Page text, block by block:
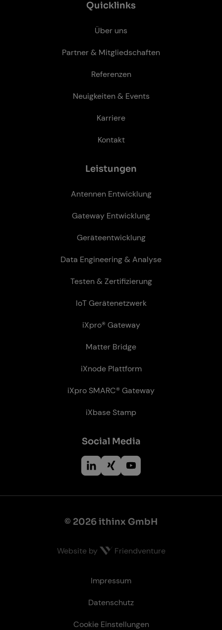
Quicklinks
Über uns
Partner & Mitgliedschaften
Referenzen
Neuigkeiten & Events
Karriere
Kontakt
Leis­tun­gen
Antennen Entwicklung
Gateway Entwicklung
Geräteentwicklung
Data Engineering & Analyse
Testen & Zertifizierung
IoT Gerätenetzwerk
iXpro® Gateway
Matter Bridge
iXnode Plattform
iXpro SMARC® Gateway
iXbase Stamp
So­ci­al Me­dia
© 2026 ithinx GmbH
Website by Friendventure
Impressum
Datenschutz
Cookie Einstellungen